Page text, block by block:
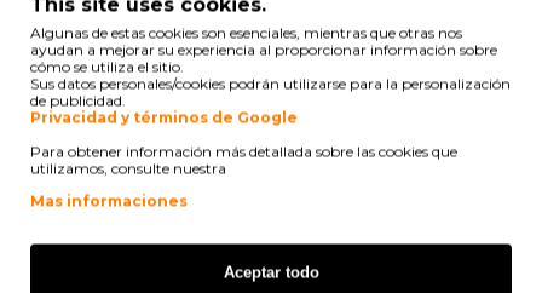
Brother HL-1260 E N
Brother HL-1260 E PN
Brother HL-1260 Laser AS
Brother HL-1260 NE
Algunas de estas cookies son esenciales, mientras que otras nos
ayudan a mejorar su experiencia al proporcionar información sobre
cómo se utiliza el sitio.
Sus datos personales/cookies podrán utilizarse para la personalización
de publicidad.
Privacidad y términos de Google
Para obtener información más detallada sobre las cookies que
utilizamos, consulte nuestra
Mas informaciones
Aceptar todo